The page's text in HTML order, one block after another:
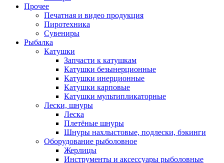
Прочее
Печатная и видео продукция
Пиротехника
Сувениры
Рыбалка
Катушки
Запчасти к катушкам
Катушки безынерционные
Катушки инерционные
Катушки карповые
Катушки мультипликаторные
Лески, шнуры
Леска
Плетёные шнуры
Шнуры нахлыстовые, подлески, бэкинги
Оборудование рыболовное
Жерлицы
Инструменты и аксессуары рыболовные